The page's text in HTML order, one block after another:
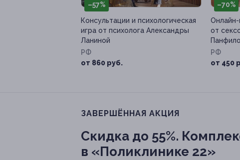
–57%
Консультации и психологическая
игра от психолога Александры
Ланиной
РФ
от 860 руб.
–70%
Онлайн-
от
РФ
от 450
ЗАВЕРШЁННАЯ АКЦИЯ
Скидка до 55%.
в «Поликлинике 22»